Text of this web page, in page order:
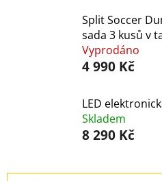
Split Soccer
sada 3 kusů v
Vyprodáno
4 990 Kč
LED
Skladem
8 290 Kč